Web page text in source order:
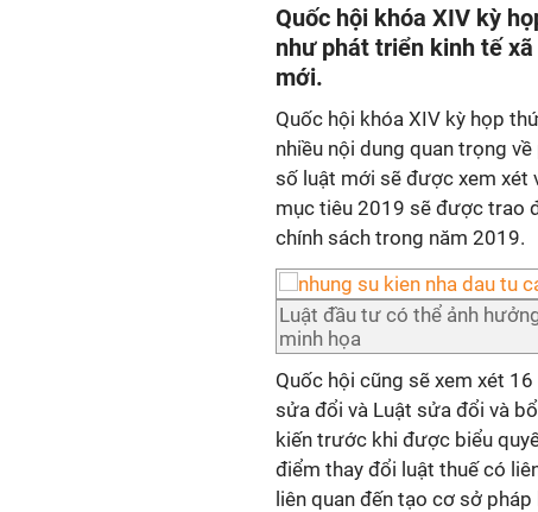
Quốc hội khóa XIV kỳ
như phát triển kinh tế
mới.
Quốc hội khóa XIV kỳ họp
nhiều nội dung quan trọng
số luật mới sẽ được xem xét
mục tiêu 2019 sẽ được trao
chính sách trong năm 2019.
Luật đầu tư có thể ảnh
minh họa
Quốc hội cũng sẽ xem xét
sửa đổi và Luật sửa đổi và
kiến trước khi được biểu
điểm thay đổi luật thuế có
liên quan đến tạo cơ sở